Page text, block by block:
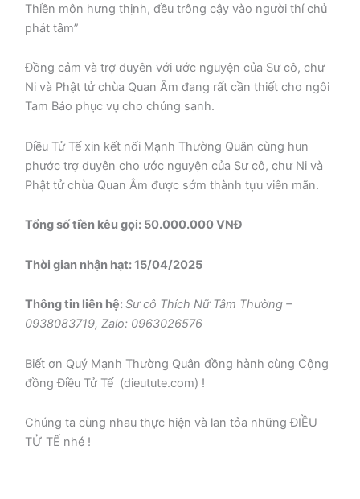
Thiền môn hưng thịnh, đều trông cậy vào người thí chủ
phát tâm”
Đồng cảm và trợ duyên với ước nguyện của Sư cô, chư
Ni và Phật tử chùa Quan Âm đang rất cần thiết cho ngôi
Tam Bảo phục vụ cho chúng sanh.
Điều Tử Tế xin kết nối Mạnh Thường Quân cùng hun
phước trợ duyên cho ước nguyện của Sư cô, chư Ni và
Phật tử chùa Quan Âm được sớm thành tựu viên mãn.
Tổng số tiền kêu gọi: 50.000.000 VNĐ
Thời gian nhận hạt: 15/04/2025
Thông tin liên hệ:Sư cô Thích Nữ Tâm Thường –
0938083719, Zalo: 0963026576
Biết ơn Quý Mạnh Thường Quân đồng hành cùng Cộng
đồng Điều Tử Tế (dieutute.com) !
Chúng ta cùng nhau thực hiện và lan tỏa những ĐIỀU
TỬ TẾ nhé !